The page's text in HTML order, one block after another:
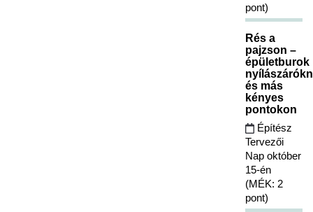
pont)
Rés a
pajzson –
épületburok
és más
kényes
pontokon
Építész
Tervezői
Nap október
15-én
(MÉK: 2
pont)